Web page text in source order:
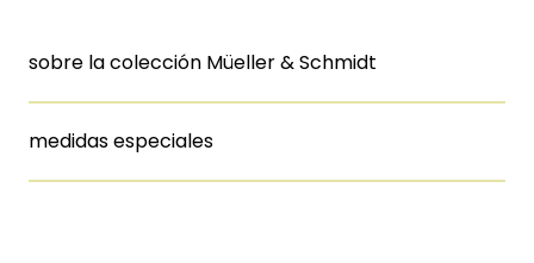
sobre la colección Müeller & Schmidt
medidas especiales